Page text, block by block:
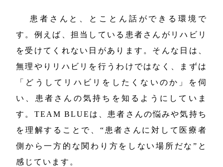
患者さんと、とことん話ができる環境で
す。例えば、担当している患者さんがリハビリ
を受けてくれない日があります。そんな日は、
無理やりリハビリを行うわけではなく、まずは
「どうしてリハビリをしたくないのか」を伺
い、患者さんの気持ちを知るようにしていま
す。TEAM BLUEは、患者さんの悩みや気持ち
を理解することで、“患者さんに対して医療者
側から一方的な関わり方をしない場所だな”と
感じています。